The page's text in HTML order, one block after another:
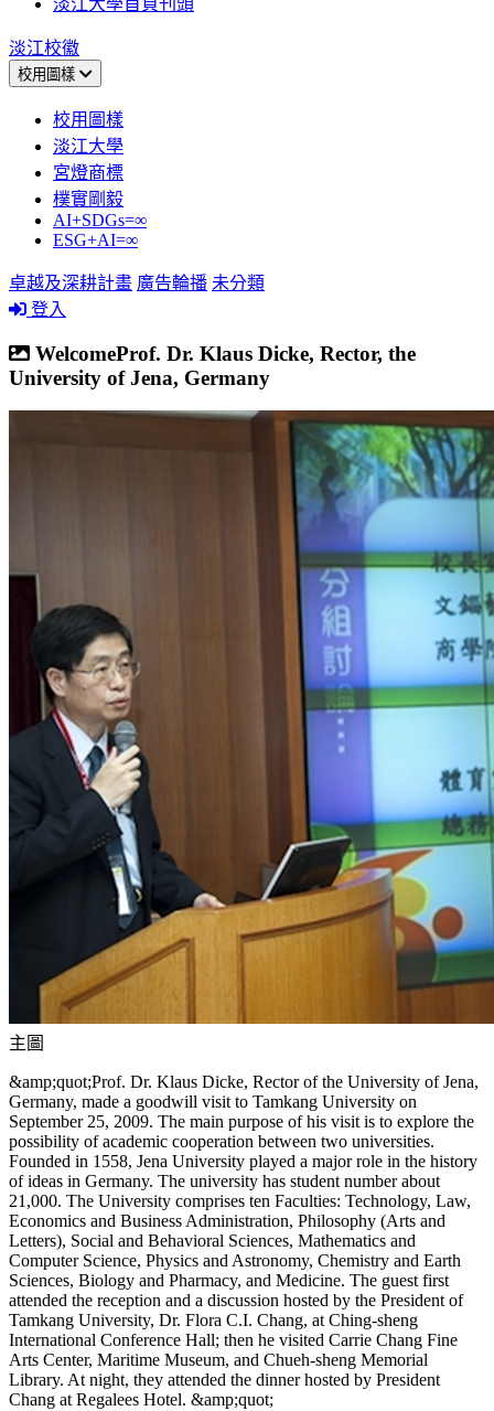
淡江大學首頁刊頭
淡江校徽
校用圖樣
校用圖樣
淡江大學
宮燈商標
樸實剛毅
AI+SDGs=∞
ESG+AI=∞
卓越及深耕計畫 廣告輪播 未分類
登入
WelcomeProf. Dr. Klaus Dicke, Rector, the
University of Jena, Germany
主圖
&amp;quot;Prof. Dr. Klaus Dicke, Rector of the University of Jena,
Germany, made a goodwill visit to Tamkang University on
September 25, 2009. The main purpose of his visit is to explore the
possibility of academic cooperation between two universities.
Founded in 1558, Jena University played a major role in the history
of ideas in Germany. The university has student number about
21,000. The University comprises ten Faculties: Technology, Law,
Economics and Business Administration, Philosophy (Arts and
Letters), Social and Behavioral Sciences, Mathematics and
Computer Science, Physics and Astronomy, Chemistry and Earth
Sciences, Biology and Pharmacy, and Medicine. The guest first
attended the reception and a discussion hosted by the President of
Tamkang University, Dr. Flora C.I. Chang, at Ching-sheng
International Conference Hall; then he visited Carrie Chang Fine
Arts Center, Maritime Museum, and Chueh-sheng Memorial
Library. At night, they attended the dinner hosted by President
Chang at Regalees Hotel. &amp;quot;